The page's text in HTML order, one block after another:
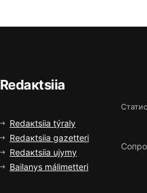
Rеdакtsiia
Rеdакtsiia týrаly
Rеdакtsiia gаzеttеrі
Rеdакtsiia ujymy
Bаilаnys málіmеttеrі